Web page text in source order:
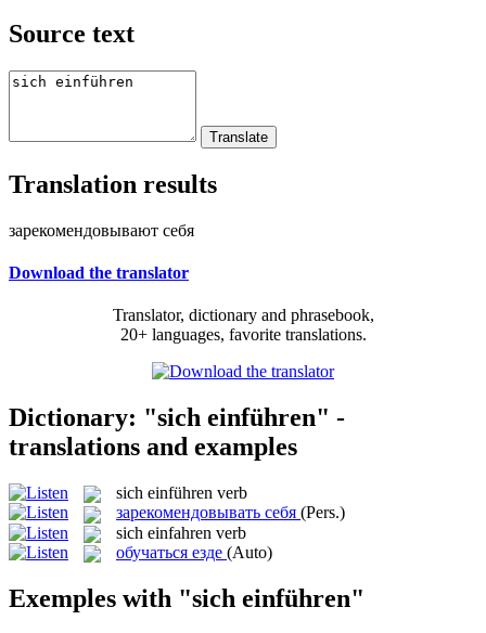
Source text
Translation results
зарекомендовывают себя
Download the translator
Translator, dictionary and phrasebook,
20+ languages, favorite translations.
Dictionary: "sich einführen" -
translations and examples
sich einführen verb
зарекомендовывать себя (Pers.)
sich einfahren verb
обучаться езде (Auto)
Exemples with "sich einführen"